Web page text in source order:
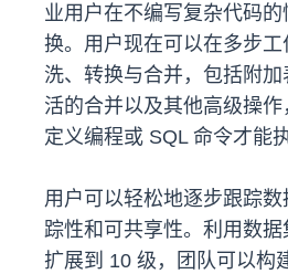
业用户在不编写复杂代码
换。用户现在可以在多步
洗、转换与合并，包括附
活的合并以及其他高级操
定义编程或 SQL 命令才能执
用户可以轻松地逐步跟踪
踪性和可共享性。利用数
扩展到 10 级，团队可以构